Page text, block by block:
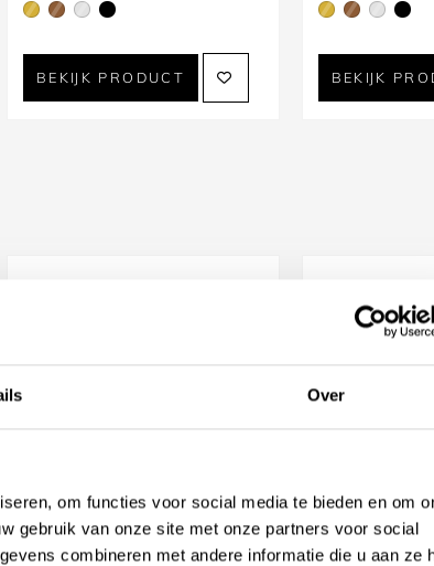
Over
om functies voor social media te bieden en om
gebruik van onze site met onze partners voor social
combineren met andere informatie die u aan ze
BEKIJK PRODUCT BEKIJK
Luca Sanitair Luca Stone
Travertin Natuurstenen
Luca
Travertin